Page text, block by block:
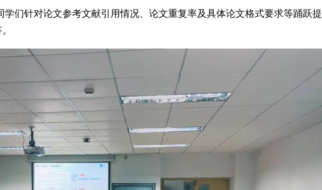
们针对论文参考文献引用情况、论文重复率及具体论文格式要求等踊跃提